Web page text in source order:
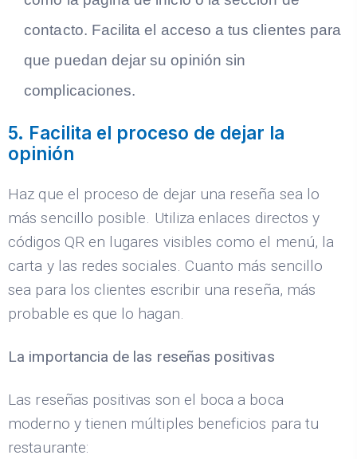
contacto. Facilita el acceso a tus clientes para
que puedan dejar su opinión sin
complicaciones.
5. Facilita el proceso de dejar la
opinión
Haz que el proceso de dejar una reseña sea lo
más sencillo posible. Utiliza enlaces directos y
códigos QR en lugares visibles como el menú, la
carta y las redes sociales. Cuanto más sencillo
sea para los clientes escribir una reseña, más
probable es que lo hagan.
La importancia de las reseñas positivas
Las reseñas positivas son el boca a boca
moderno y tienen múltiples beneficios para tu
restaurante: